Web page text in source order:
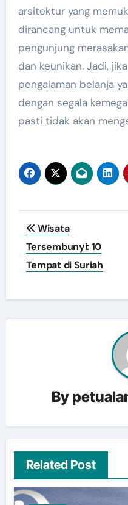
arsitektur yang
dirancang untuk
pengunjung
dan keunikan. Jadi,
pengalaman belanja
dengan segala
pasti tidak akan
Post
navigation
Wisata
Tersembunyi: 10
Tempat di Suriah
By
Related Post